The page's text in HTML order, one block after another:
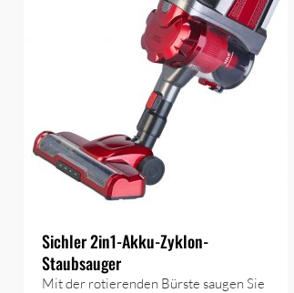
Sichler 2in1-Akku-Zyklon-
Staubsauger
Mit der rotierenden Bürste saugen Sie